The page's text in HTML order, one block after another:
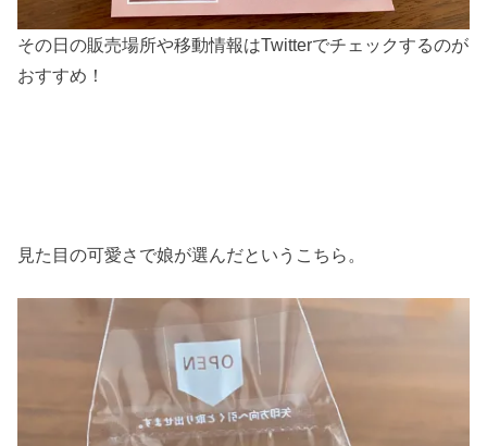
その日の販売場所や移動情報はTwitterでチェックするのが
おすすめ！
見た目の可愛さで娘が選んだというこちら。